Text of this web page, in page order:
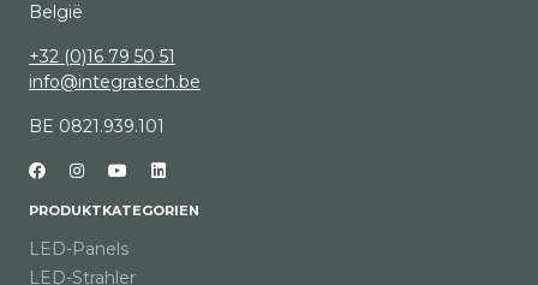
België
+32 (0)16 79 50 51
info@integratech.be
BE 0821.939.101
PRODUKTKATEGORIEN
LED-Panels
LED-Strahler